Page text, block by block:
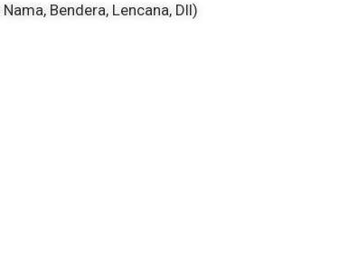
Bendera, Lencana, Dll)